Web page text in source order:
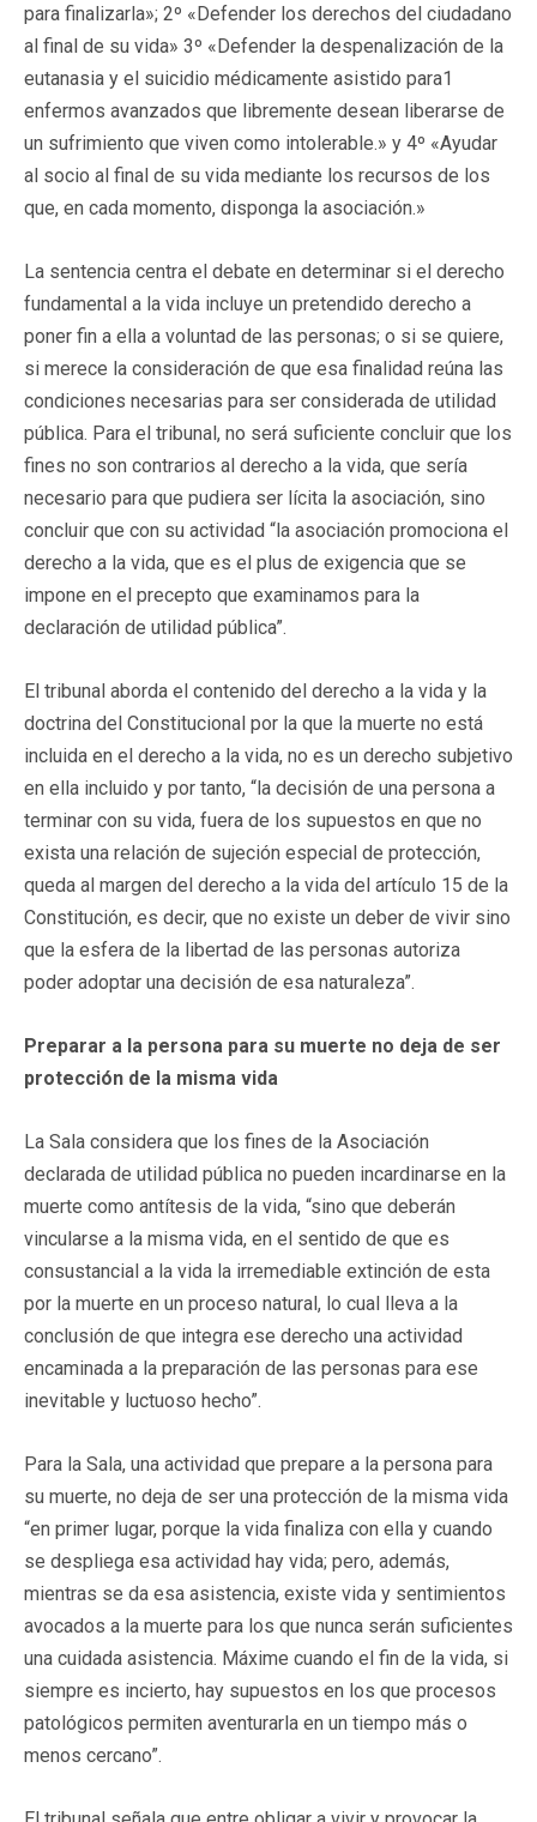
para finalizarla»; 2º «Defender los derechos del ciudadano
al final de su vida» 3º «Defender la despenalización de la
eutanasia y el suicidio médicamente asistido para1
enfermos avanzados que libremente desean liberarse de
un sufrimiento que viven como intolerable.» y 4º «Ayudar
al socio al final de su vida mediante los recursos de los
que, en cada momento, disponga la asociación.»
La sentencia centra el debate en determinar si el derecho
fundamental a la vida incluye un pretendido derecho a
poner fin a ella a voluntad de las personas; o si se quiere,
si merece la consideración de que esa finalidad reúna las
condiciones necesarias para ser considerada de utilidad
pública. Para el tribunal, no será suficiente concluir que los
fines no son contrarios al derecho a la vida, que sería
necesario para que pudiera ser lícita la asociación, sino
concluir que con su actividad “la asociación promociona el
derecho a la vida, que es el plus de exigencia que se
impone en el precepto que examinamos para la
declaración de utilidad pública”.
El tribunal aborda el contenido del derecho a la vida y la
doctrina del Constitucional por la que la muerte no está
incluida en el derecho a la vida, no es un derecho subjetivo
en ella incluido y por tanto, “la decisión de una persona a
terminar con su vida, fuera de los supuestos en que no
exista una relación de sujeción especial de protección,
queda al margen del derecho a la vida del artículo 15 de la
Constitución, es decir, que no existe un deber de vivir sino
que la esfera de la libertad de las personas autoriza
poder adoptar una decisión de esa naturaleza”.
Preparar a la persona para su muerte no deja de ser
protección de la misma vida
La Sala considera que los fines de la Asociación
declarada de utilidad pública no pueden incardinarse en la
muerte como antítesis de la vida, “sino que deberán
vincularse a la misma vida, en el sentido de que es
consustancial a la vida la irremediable extinción de esta
por la muerte en un proceso natural, lo cual lleva a la
conclusión de que integra ese derecho una actividad
encaminada a la preparación de las personas para ese
inevitable y luctuoso hecho”.
Para la Sala, una actividad que prepare a la persona para
su muerte, no deja de ser una protección de la misma vida
“en primer lugar, porque la vida finaliza con ella y cuando
se despliega esa actividad hay vida; pero, además,
mientras se da esa asistencia, existe vida y sentimientos
avocados a la muerte para los que nunca serán suficientes
una cuidada asistencia. Máxime cuando el fin de la vida, si
siempre es incierto, hay supuestos en los que procesos
patológicos permiten aventurarla en un tiempo más o
menos cercano”.